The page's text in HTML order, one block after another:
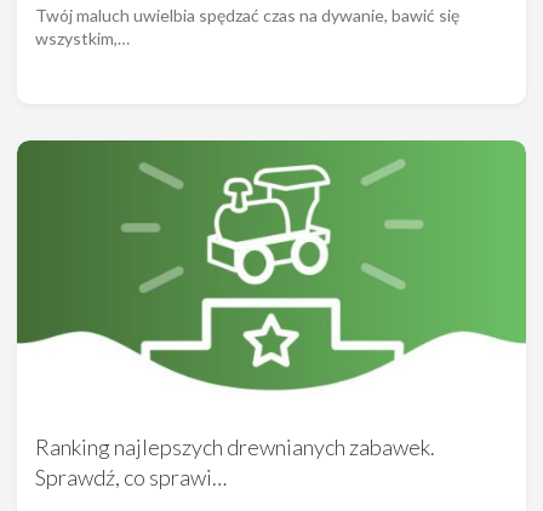
Twój maluch uwielbia spędzać czas na dywanie, bawić się
wszystkim,…
Ranking najlepszych drewnianych zabawek.
Sprawdź, co sprawi…